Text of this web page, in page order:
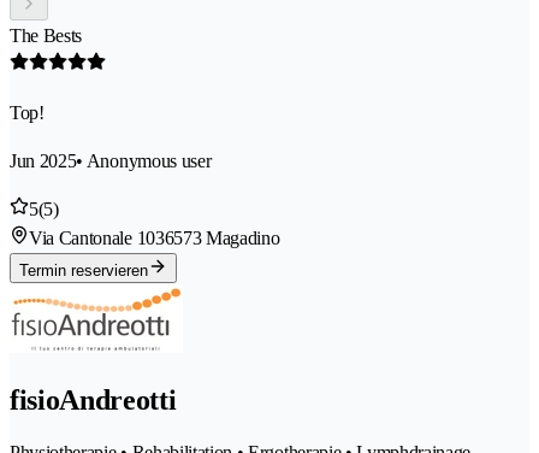
The Bests
Top!
Jun 2025• Anonymous user
5(5)
Via Cantonale 1036573 Magadino
Termin reservieren
fisioAndreotti